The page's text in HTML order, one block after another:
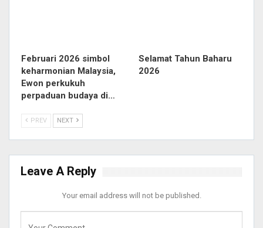
Februari 2026 simbol
keharmonian Malaysia,
Ewon perkukuh
perpaduan budaya di…
Selamat Tahun Baharu
2026
PREV NEXT
Leave A Reply
Your email address will not be published.